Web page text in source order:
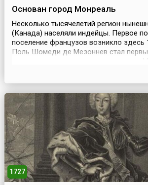
Основан город Монреаль
Несколько тысячелетий регион
(Канада) населяли индейцы. Первое
поселение французов возникло здесь
Поль Шомеди де Мезоннев стал
переименовали в К...
1727